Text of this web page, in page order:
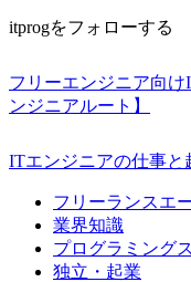
itprogをフォローする
フリーエンジニア向
ンジニアルート】
ITエンジニアの仕事と
フリーランスエ
業界知識
プログラミング
独立・起業